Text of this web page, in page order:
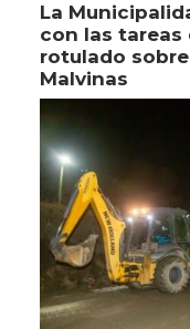
La
con las
rotulado
Malvinas